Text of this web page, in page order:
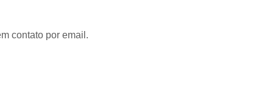
contato por email.